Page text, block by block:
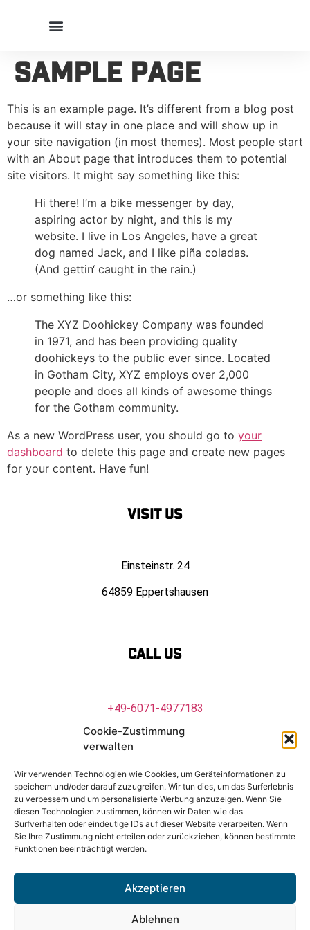
Cookie-Zustimmung
verwalten
Wir verwenden Technologien wie Cookies, um Geräteinformationen zu
speichern und/oder darauf zuzugreifen. Wir tun dies, um das Surferlebnis
zu verbessern und um personalisierte Werbung anzuzeigen. Wenn Sie
diesen Technologien zustimmen, können wir Daten wie das
Surfverhalten oder eindeutige IDs auf dieser Website verarbeiten. Wenn
Sie Ihre Zustimmung nicht erteilen oder zurückziehen, können bestimmte
Funktionen beeinträchtigt werden.
Akzeptieren
Ablehnen
Sample Page
This is an example page. It’s different from a blog post
because it will stay in one place and will show up in
your site navigation (in most themes). Most people start
with an About page that introduces them to potential
site visitors. It might say something like this:
Hi there! I’m a bike messenger by day,
aspiring actor by night, and this is my
website. I live in Los Angeles, have a great
dog named Jack, and I like piña coladas.
(And gettin‘ caught in the rain.)
…or something like this:
The XYZ Doohickey Company was founded
in 1971, and has been providing quality
doohickeys to the public ever since. Located
in Gotham City, XYZ employs over 2,000
people and does all kinds of awesome things
for the Gotham community.
As a new WordPress user, you should go to your
dashboard to delete this page and create new pages
for your content. Have fun!
Visit Us
Einsteinstr. 24
64859 Eppertshausen
Call us
+49-6071-4977183
photometrik@photometrik.de
FOLLOW US
© 2022 PHOTOMETRIK
Impressum